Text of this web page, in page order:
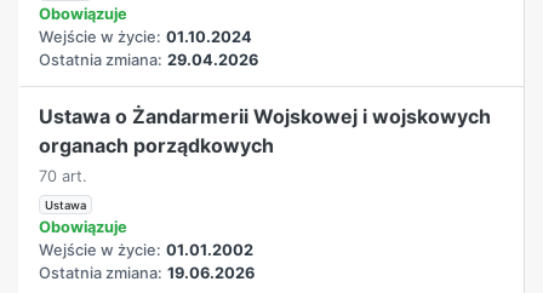
Obowiązuje
Wejście w życie: 01.10.2024
Ostatnia zmiana: 29.04.2026
Ustawa o Żandarmerii Wojskowej i wojskowych
organach porządkowych
70 art.
Ustawa
Obowiązuje
Wejście w życie: 01.01.2002
Ostatnia zmiana: 19.06.2026